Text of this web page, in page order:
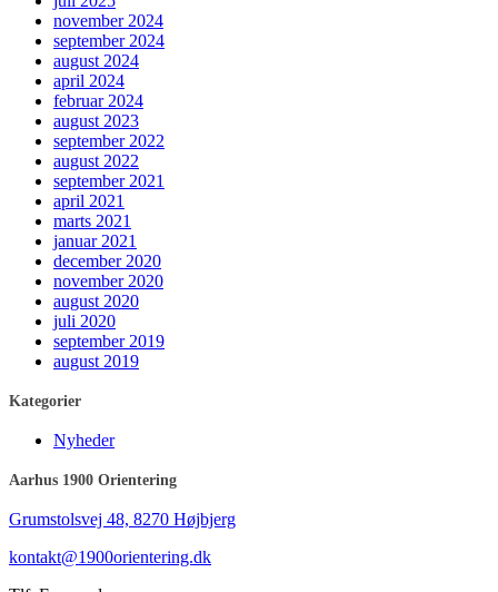
november 2024
september 2024
august 2024
april 2024
februar 2024
august 2023
september 2022
august 2022
september 2021
april 2021
marts 2021
januar 2021
december 2020
november 2020
august 2020
juli 2020
september 2019
august 2019
Kategorier
Nyheder
Aarhus 1900 Orientering
Grumstolsvej 48, 8270 Højbjerg
kontakt@1900orientering.dk